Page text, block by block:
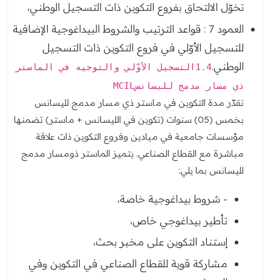
تخوّل الالتحاق بفروع التكوين ذات التسجيل الوطني،
العمود 7 : قواعد الترتيب والشروط البيداغوجية الإضافية
للتسجيل الأوّلي في فروع التكوين ذات التسجيل
الوطني.
1.4التسجيل الأوّلي والتوجيه في الماستر
ذي مسار مدمج لليسانسMCIL
تقدّر مدة التكوين في ماستر ذي مسار مدمج لليسانس
بخمس (05) سنوات (تكوين في الليسانس + ماستر) تضمنها
مؤسسات جامعية في ميادين وفروع التكوين ذات علاقة
مباشرة مع القطاع الصناعي. يتميز الماستر ذومسار مدمج
لليسانس بما يلي:
- شروط بيداغوجية خاصة،
تأطير بيداغوجي خاص،
إستناد التكوين على مخبر بحث،
مشاركة قوية للقطاع الصناعي في التكوين وفي